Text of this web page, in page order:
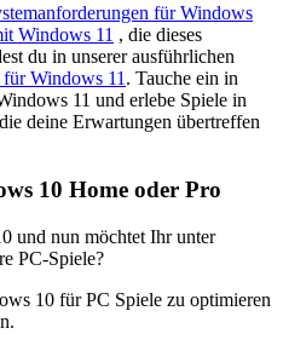
für Windows
Windows 11 , die dieses
du in unserer ausführlichen
Windows 11 . Tauche ein in
11 und erlebe Spiele in
deine Erwartungen übertreffen
10 Home oder Pro
und nun möchtet Ihr unter
PC-Spiele?
10 für PC Spiele zu optimieren